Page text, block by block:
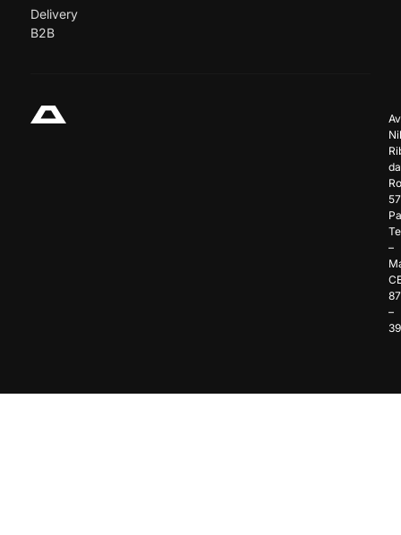
Delivery
B2B
da
–
–